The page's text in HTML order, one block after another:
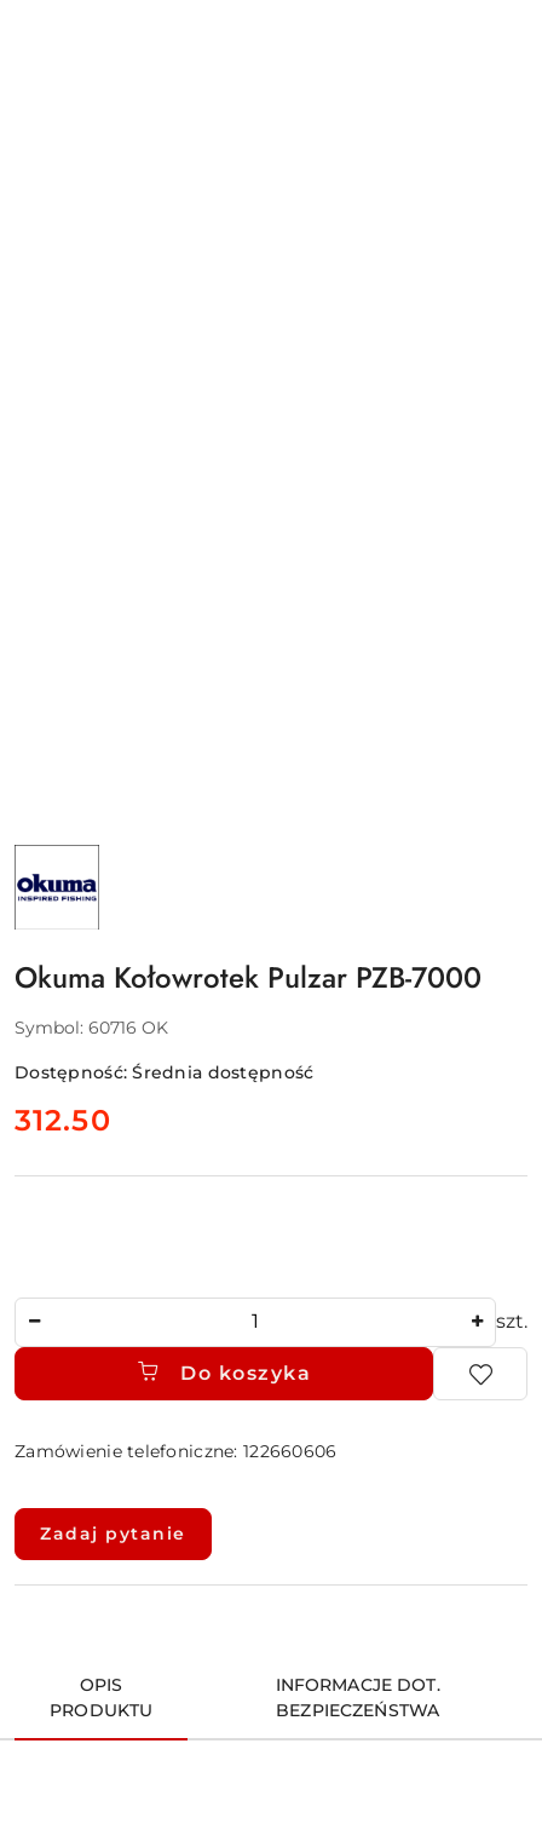
NAZWA
PRODUCENTA:
OKUMA
Okuma Kołowrotek Pulzar PZB-7000
Symbol: 60716 OK
Dostępność:Średnia dostępność
cena:
312.50
szt.
Do koszyka
Zamówienie telefoniczne: 122660606
Dostępność
dostawa
Zadaj pytanie
OPIS
PRODUKTU
INFORMACJE DOT.
BEZPIECZEŃSTWA